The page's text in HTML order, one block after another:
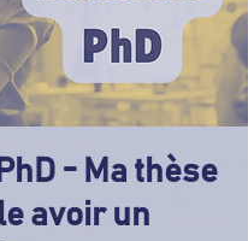
- Ma thèse
avoir un